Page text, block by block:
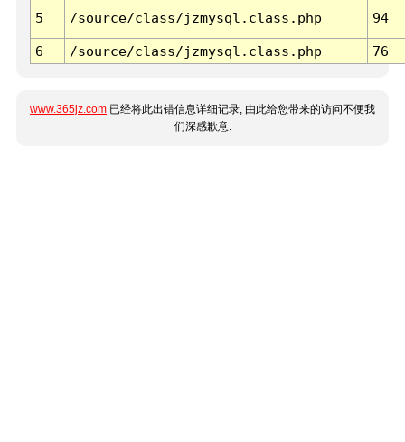
5 /source/class/jzmysql.class.php 94
6 /source/class/jzmysql.class.php 76
www.365jz.com 已经将此出错信息详细记录, 由此给您带来的访问不便我
们深感歉意.